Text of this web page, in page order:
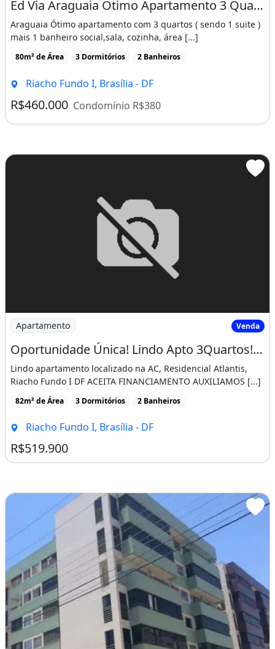
Ed Via Araguaia Ótimo Apartamento 3 Quartos/Suite Lazer Completo Riacho Fundo 1 - Df
Araguaia Ótimo apartamento com 3 quartos ( sendo 1 suite )
mais 1 banheiro social,sala, cozinha, área [...]
80m² de Área 3 Dormitórios 2 Banheiros
Riacho Fundo I, Brasília - DF
R$460.000 Condomínio R$380
Imagem: Oportunidade Única! Lindo Apto 3Quartos!
Apartamento Venda
Oportunidade Única! Lindo Apto 3Quartos! Res. Atlantis! Suíte! Ac. Financiamento!
Lindo apartamento localizado na AC, Residencial Atlantis,
Riacho Fundo I DF ACEITA FINANCIAMENTO AUXILIAMOS [...]
82m² de Área 3 Dormitórios 2 Banheiros
Riacho Fundo I, Brasília - DF
R$519.900